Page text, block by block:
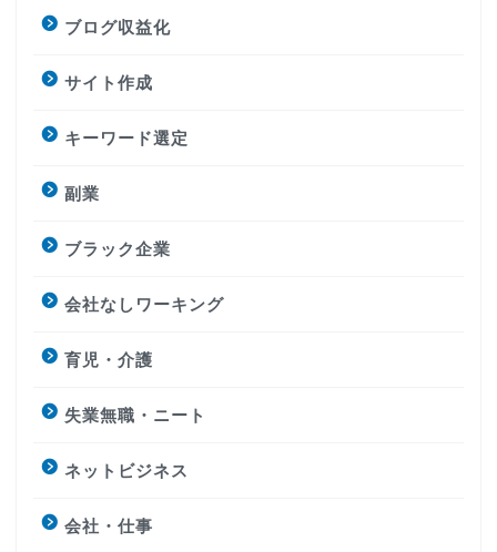
ブログ収益化
サイト作成
キーワード選定
副業
ブラック企業
会社なしワーキング
育児・介護
失業無職・ニート
ネットビジネス
会社・仕事